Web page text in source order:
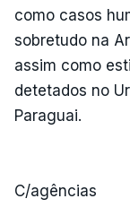
como casos
sobretudo na
assim como
detetados no
Paraguai.
C/agências